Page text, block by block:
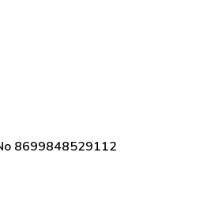
8699848529112